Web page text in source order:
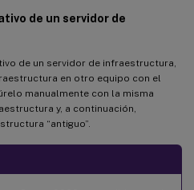
de un servidor de
de un servidor de infraestructura,
en otro equipo con el
manualmente con la misma
y, a continuación,
“antiguo”.